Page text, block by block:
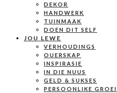
DEKOR
HANDWERK
TUINMAAK
DOEN DIT SELF
JOU LEWE
VERHOUDINGS
OUERSKAP
INSPIRASIE
IN DIE NUUS
GELD & SUKSES
PERSOONLIKE GROEI